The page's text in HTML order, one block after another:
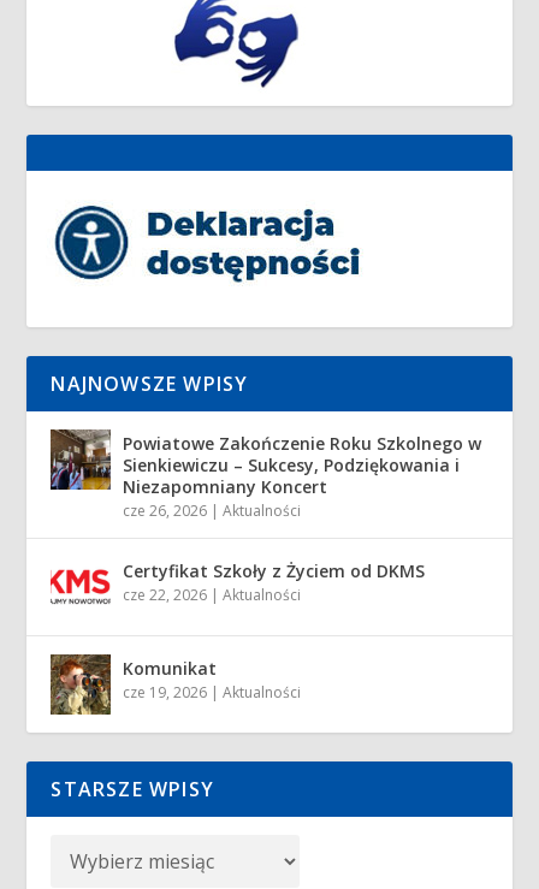
NAJNOWSZE WPISY
Powiatowe Zakończenie Roku Szkolnego w
Sienkiewiczu – Sukcesy, Podziękowania i
Niezapomniany Koncert
cze 26, 2026 |Aktualności
Certyfikat Szkoły z Życiem od DKMS
cze 22, 2026 |Aktualności
Komunikat
cze 19, 2026 |Aktualności
STARSZE WPISY